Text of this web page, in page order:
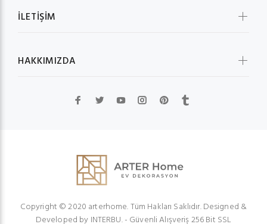
İLETİŞİM
HAKKIMIZDA
Copyright © 2020 arterhome. Tüm Hakları Saklıdır. Designed &
Developed by INTERBU.- Güvenli Alışveriş 256 Bit SSL